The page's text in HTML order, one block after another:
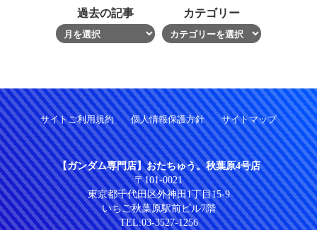
過去の記事 カテゴリー
サイトご利用規約 個人情報保護方針 サイトマップ
【ガンダム専門店】おたちゅう。秋葉原4号店
〒101-0021
東京都千代田区外神田1丁目15-9
いちご秋葉原駅前ビル7階
TEL:03-3527-1256